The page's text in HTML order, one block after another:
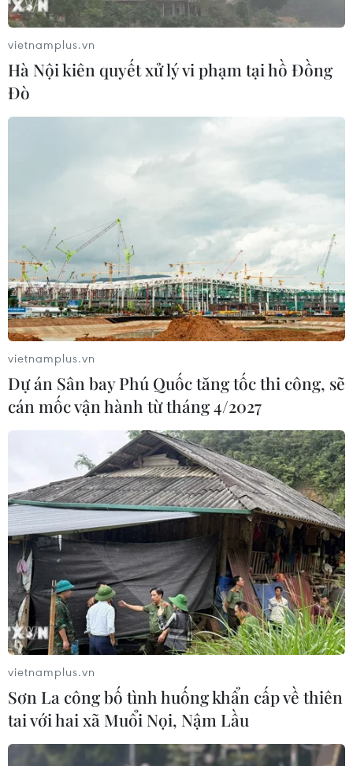
Chân dung tân Chủ tịch đảng Dân chủ Tự
do của Nhật Bản
Theo dự kiến, Quốc hội Nhật Bản sẽ tổ chức phiên họp
bất thường vào ngày 16/9 để bỏ phiếu bầu tân Chủ tịch
LDP Yoshihide Suga làm thủ tướng mới.
Tân Chủ tịch LDP cam kết kế thừa các
chính sách của Thủ tướng Abe
14/09/2020 09:21
Ông Yoshihide Suga nhấn mạnh trong khi dịch COVID-
19 vẫn tiếp tục lây lan, đảng LDP cầm quyền phải kế
thừa và thúc đẩy các nỗ lực mà Thủ tướng Abe đã thực
hiện.
vietnamplus.vn
Hà Nội kiên quyết xử lý vi phạm tại hồ Đồng
Đò
vietnamplus.vn
Dự án Sân bay Phú Quốc tăng tốc thi công, sẽ
cán mốc vận hành từ tháng 4/2027
vietnamplus.vn
Sơn La công bố tình huống khẩn cấp về thiên
tai với hai xã Muổi Nọi, Nậm Lầu